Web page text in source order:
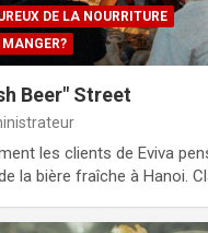
DE LA NOURRITURE
Beer" Street
les clients de Eviva
la bière fraîche à Hanoi.